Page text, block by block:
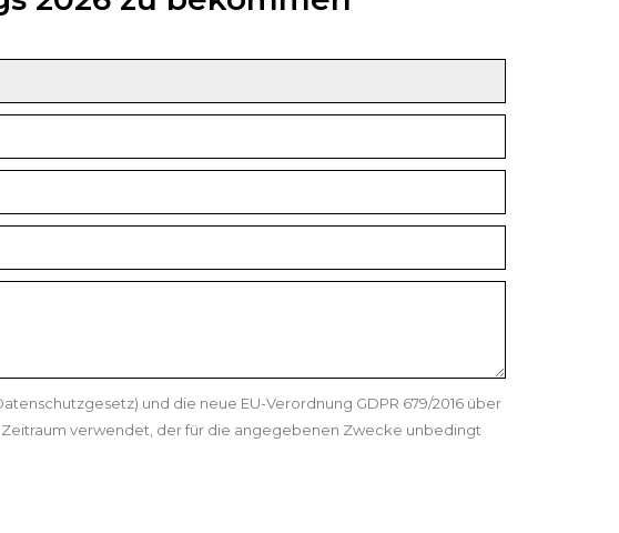
und die neue EU-Verordnung GDPR 679/2016 über
verwendet, der für die angegebenen Zwecke unbedingt